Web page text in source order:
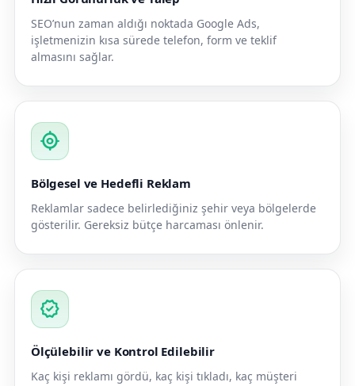
SEO’nun zaman aldığı noktada Google Ads,
işletmenizin kısa sürede telefon, form ve teklif
almasını sağlar.
my_location
Bölgesel ve Hedefli Reklam
Reklamlar sadece belirlediğiniz şehir veya bölgelerde
gösterilir. Gereksiz bütçe harcaması önlenir.
verified
Ölçülebilir ve Kontrol Edilebilir
Kaç kişi reklamı gördü, kaç kişi tıkladı, kaç müşteri